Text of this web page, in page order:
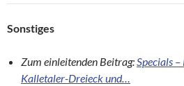
Sonstiges
Zum einleitenden Beitrag:Specials
Kalletaler-Dreieck und…